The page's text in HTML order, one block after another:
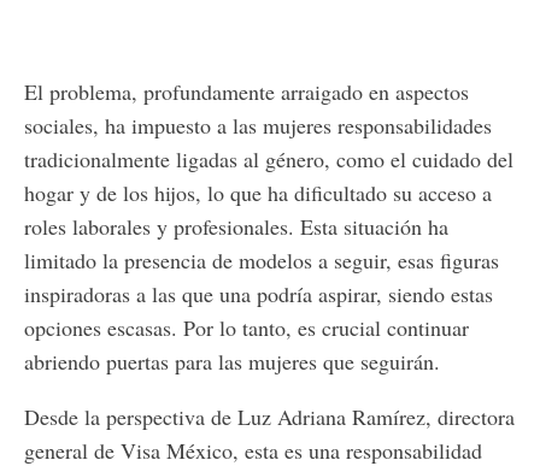
El problema, profundamente arraigado en aspectos
sociales, ha impuesto a las mujeres responsabilidades
tradicionalmente ligadas al género, como el cuidado del
hogar y de los hijos, lo que ha dificultado su acceso a
roles laborales y profesionales. Esta situación ha
limitado la presencia de modelos a seguir, esas figuras
inspiradoras a las que una podría aspirar, siendo estas
opciones escasas. Por lo tanto, es crucial continuar
abriendo puertas para las mujeres que seguirán.
Desde la perspectiva de Luz Adriana Ramírez, directora
general de Visa México, esta es una responsabilidad